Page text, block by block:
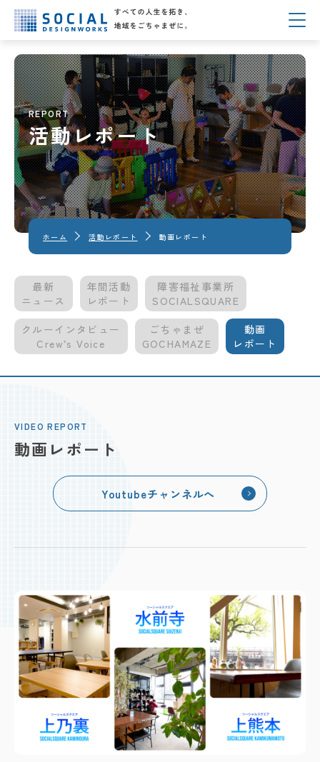
REPORT
活動レポート
ホーム 活動レポート 動画レポート
最新
ニュース
年間活動
レポート
障害福祉事業所
SOCIALSQUARE
クルーインタビュー
Crew’s Voice
ごちゃまぜ
GOCHAMAZE
動画
レポート
VIDEO REPORT
動画レポート
Youtubeチャンネルへ